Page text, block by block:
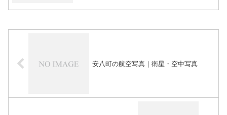
安八町の航空写真｜衛星・空中写真